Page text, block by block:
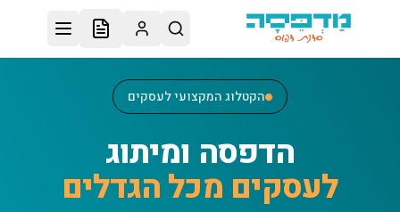
דלג לתוכן הראשי
הקטלוג המקצועי לעסקים
הדפסה ומיתוג
לעסקים מכל הגדלים